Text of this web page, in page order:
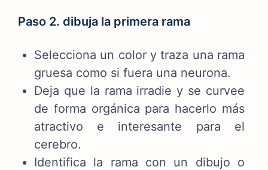
Paso 2. dibuja la primera rama
Selecciona un color y traza una rama
gruesa como si fuera una neurona.
Deja que la rama irradie y se curvee
de forma orgánica para hacerlo más
atractivo e interesante para el
cerebro.
Identifica la rama con un dibujo o